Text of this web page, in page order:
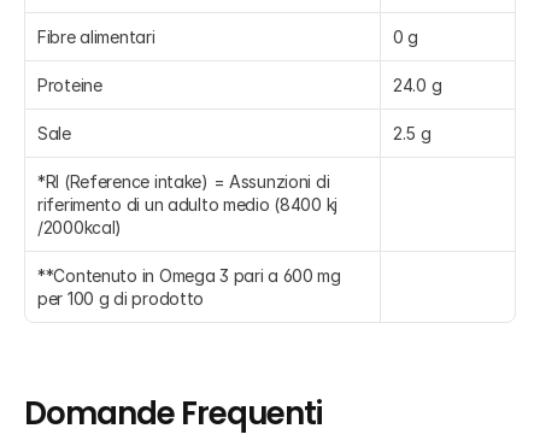
Fibre alimentari 0 g
Proteine 24.0 g
Sale 2.5 g
*RI (Reference intake) = Assunzioni di
riferimento di un adulto medio (8400 kj
/2000kcal)
**Contenuto in Omega 3 pari a 600 mg
per 100 g di prodotto
Domande Frequenti